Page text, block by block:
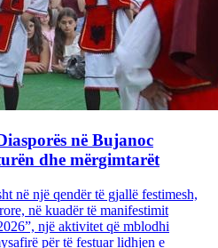
në Bujanoc
dhe mërgimtarët
në një qendër të gjallë festimesh,
në kuadër të manifestimit
një aktivitet që mblodhi
për të festuar lidhjen e